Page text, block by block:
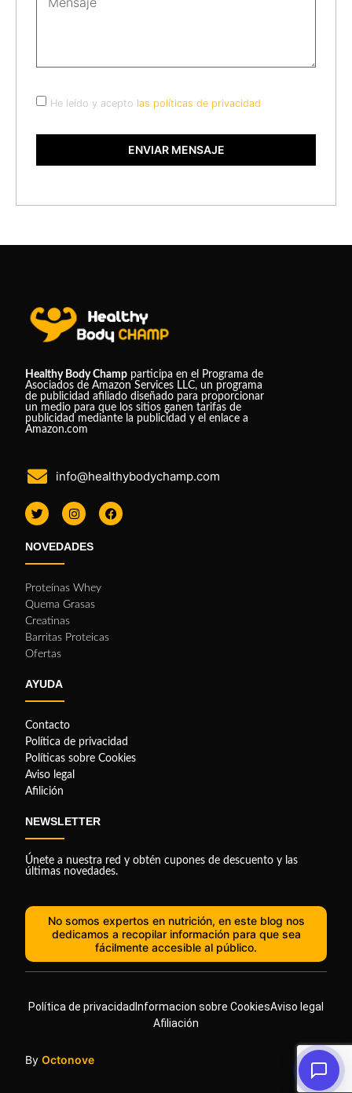
He leído y acepto las políticas de privacidad
ENVIAR MENSAJE
Healthy Body Champ participa en el Programa de
Asociados de Amazon Services LLC, un programa
de publicidad afiliado diseñado para proporcionar
un medio para que los sitios ganen tarifas de
publicidad mediante la publicidad y el enlace a
Amazon.com
info@healthybodychamp.com
NOVEDADES
Proteínas Whey
Quema Grasas
Creatinas
Barritas Proteicas
Ofertas
AYUDA
Contacto
Política de privacidad
Políticas sobre Cookies
Aviso legal
Afilición
NEWSLETTER
Únete a nuestra red y obtén cupones de descuento y las
últimas novedades.
No somos expertos en nutrición, en este blog nos
dedicamos a recopilar información para que sea
fácilmente accesible al público.
By Octonove
Política de privacidadInformacion sobre CookiesAviso legal
Afiliación